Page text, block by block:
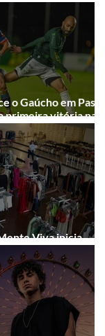
o Gaúcho em Passo
primeira vitória na
Viva inicia
e Canela